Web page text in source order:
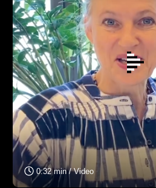
0:32 min / Video